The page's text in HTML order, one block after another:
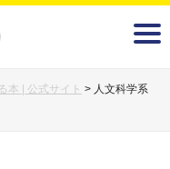
本 | 公式サイト > 人文科学系